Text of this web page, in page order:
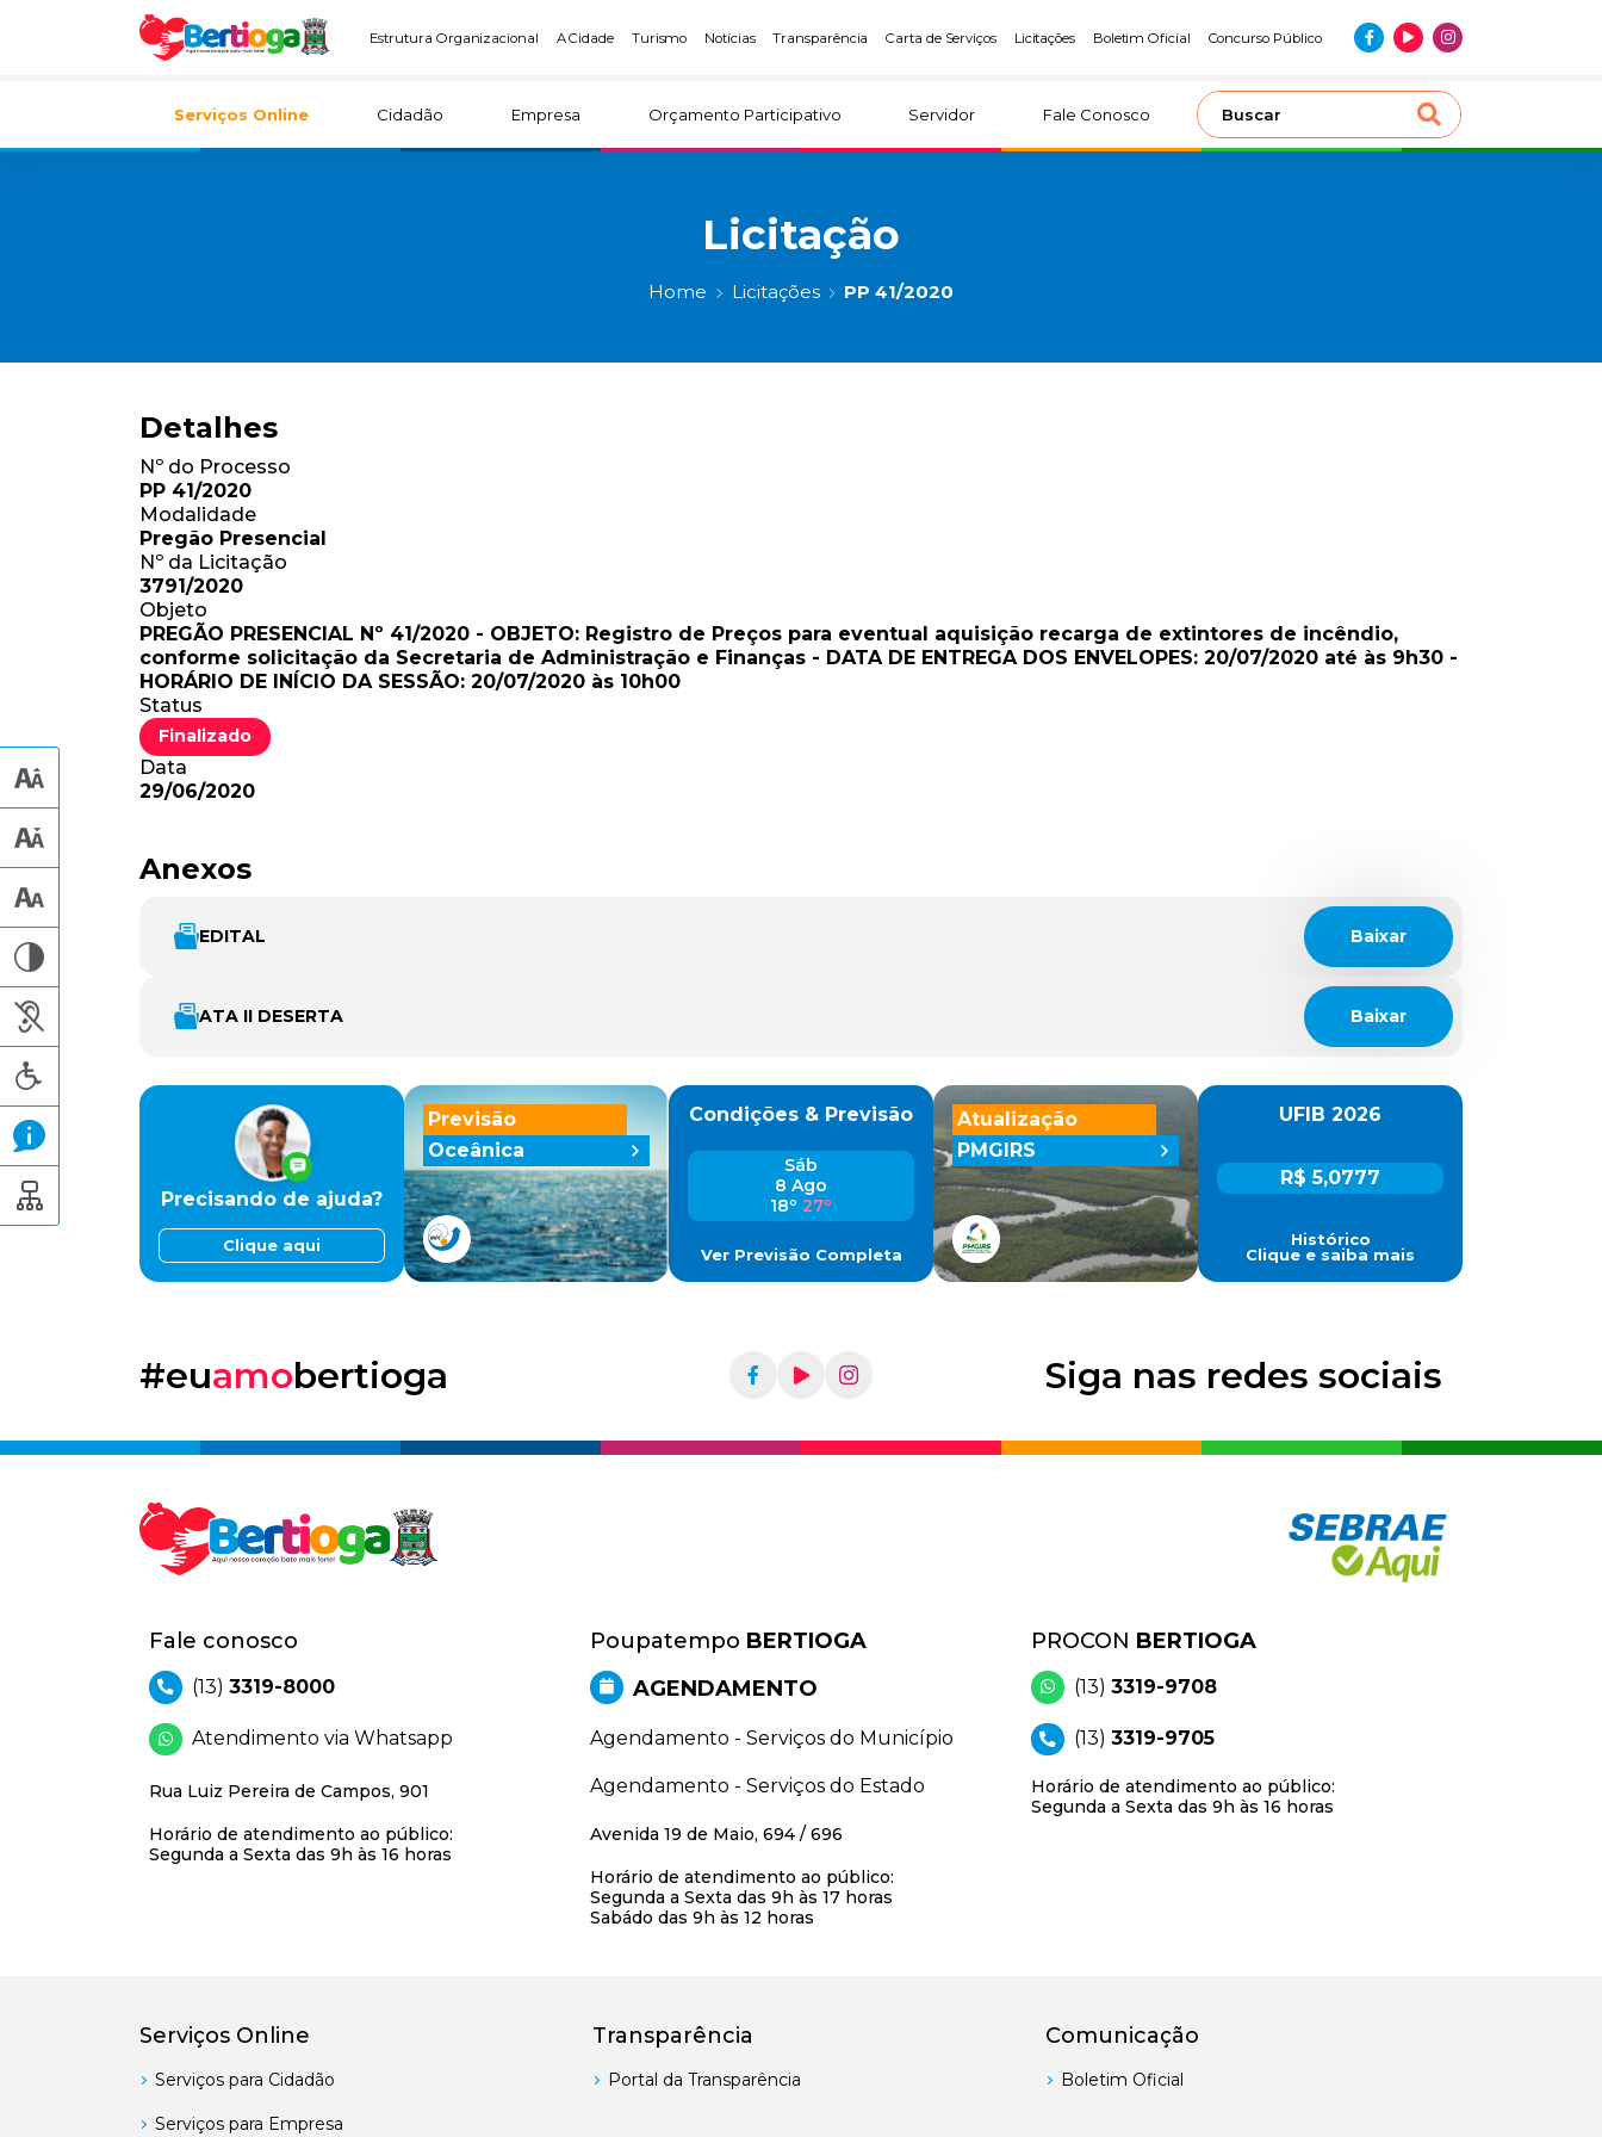
Estrutura Organizacional A Cidade Turismo Notícias Transparência Carta de Serviços Licitações Boletim Oficial Concurso Público
Serviços Online Cidadão Empresa Orçamento Participativo Servidor Fale Conosco
Licitação
Home Licitações PP 41/2020
Detalhes
Nº do Processo
PP 41/2020
Modalidade
Pregão Presencial
Nº da Licitação
3791/2020
Objeto
PREGÃO PRESENCIAL Nº 41/2020 - OBJETO: Registro de Preços para eventual aquisição recarga de extintores de incêndio,
conforme solicitação da Secretaria de Administração e Finanças - DATA DE ENTREGA DOS ENVELOPES: 20/07/2020 até às 9h30 -
HORÁRIO DE INÍCIO DA SESSÃO: 20/07/2020 às 10h00
Status
Finalizado
Data
29/06/2020
Anexos
EDITAL Baixar
ATA II DESERTA Baixar
Previsão
Oceânica
Precisando de ajuda?
Clique aqui
Condições & Previsão
Sáb
8 Ago
18º 27º
Ver Previsão Completa
UFIB 2026
R$ 5,0777
Histórico
Clique e saiba mais
Atualização
PMGIRS
#euamobertioga Siga nas redes sociais
Fale conosco
(13) 3319-8000
Atendimento via Whatsapp
Rua Luiz Pereira de Campos, 901
Horário de atendimento ao público:
Segunda a Sexta das 9h às 16 horas
Poupatempo BERTIOGA
AGENDAMENTO
Agendamento - Serviços do Município
Agendamento - Serviços do Estado
Avenida 19 de Maio, 694 / 696
Horário de atendimento ao público:
Segunda a Sexta das 9h às 17 horas
Sabádo das 9h às 12 horas
PROCON BERTIOGA
(13) 3319-9708
(13) 3319-9705
Horário de atendimento ao público:
Segunda a Sexta das 9h às 16 horas
Serviços Online
Serviços para Cidadão
Serviços para Empresa
Transparência
Portal da Transparência
Comunicação
Boletim Oficial